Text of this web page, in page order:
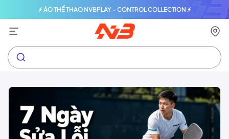
⚡ ÁO THỂ THAO NVBPLAY - CONTROL COLLECTION ⚡